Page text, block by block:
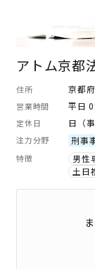
アトム京都
住所 京都
営業時間 平日
定休日 日（
注力分野 刑事
特徴 男性
土日